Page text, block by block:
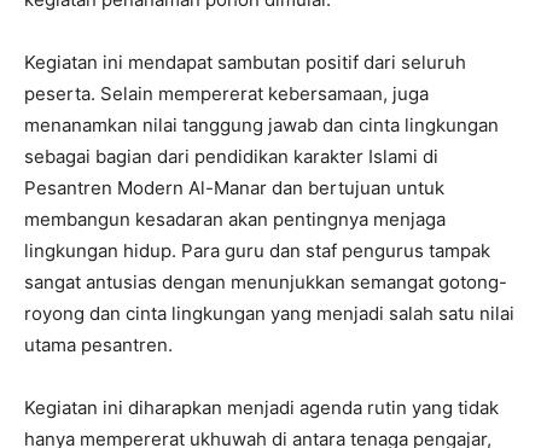
Kegiatan ini mendapat sambutan positif dari seluruh
peserta. Selain mempererat kebersamaan, juga
menanamkan nilai tanggung jawab dan cinta lingkungan
sebagai bagian dari pendidikan karakter Islami di
Pesantren Modern Al-Manar dan bertujuan untuk
membangun kesadaran akan pentingnya menjaga
lingkungan hidup. Para guru dan staf pengurus tampak
sangat antusias dengan menunjukkan semangat gotong-
royong dan cinta lingkungan yang menjadi salah satu nilai
utama pesantren.
Kegiatan ini diharapkan menjadi agenda rutin yang tidak
hanya mempererat ukhuwah di antara tenaga pengajar,